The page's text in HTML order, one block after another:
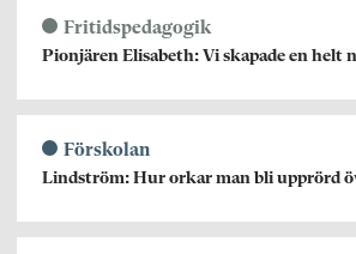
Fritidspedagogik
Pionjären Elisabeth: Vi skapade en helt
Förskolan
Lindström: Hur orkar man bli upprörd